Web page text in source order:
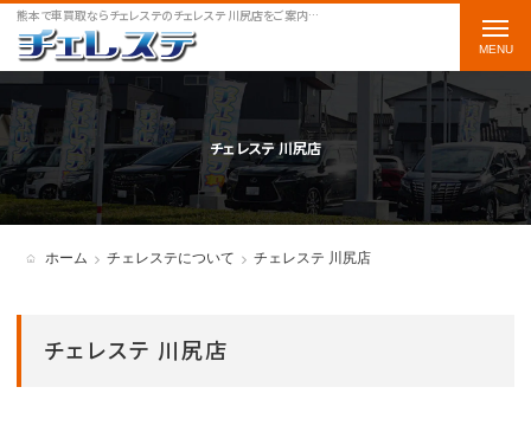
熊本で車買取ならチェレステのチェレステ 川尻店をご案内します
チェレステ 川尻店
ホーム チェレステについて チェレステ 川尻店
チェレステ 川尻店
t
o
g
g
l
e